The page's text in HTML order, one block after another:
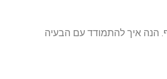
הנה איך להתמודד עם הבעיה